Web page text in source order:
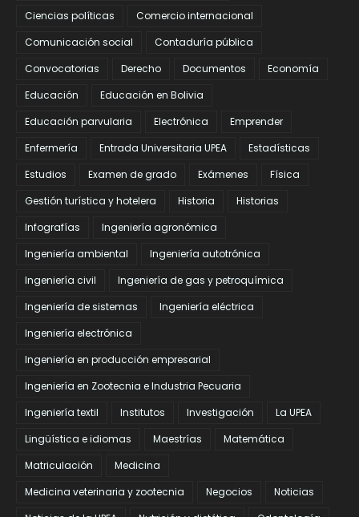
Ciencias políticas
Comercio internacional
Comunicación social
Contaduría pública
Convocatorias
Derecho Documentos
Economía
Educación
Educación en Bolivia
Educación parvularia
Electrónica
Emprender
Enfermería
Entrada Universitaria UPEA
Estadísticas
Estudios
Examen de grado Exámenes
Física
Gestión turística y hotelera
Historia
Historias
Infografías
Ingeniería agronómica
Ingeniería ambiental
Ingeniería autotrónica
Ingeniería civil
Ingeniería de gas y petroquímica
Ingeniería de sistemas
Ingeniería eléctrica
Ingeniería electrónica
Ingeniería en producción empresarial
Ingeniería en Zootecnia e Industria Pecuaria
Ingeniería textil
Institutos Investigación
La UPEA
Lingüística e idiomas
Maestrías
Matemática
Matriculación
Medicina
Medicina veterinaria y zootecnia
Negocios
Noticias